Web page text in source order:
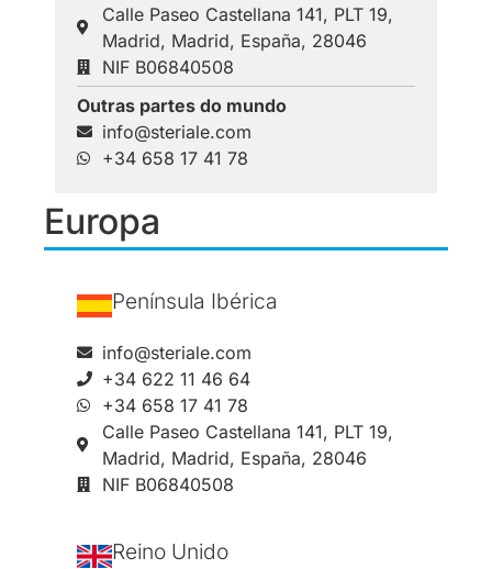
Calle Paseo Castellana 141, PLT 19,
Madrid, Madrid, España, 28046
NIF B06840508
Outras partes do mundo
info@steriale.com
+34 658 17 41 78
Europa
Península Ibérica
info@steriale.com
+34 622 11 46 64
+34 658 17 41 78
Calle Paseo Castellana 141, PLT 19,
Madrid, Madrid, España, 28046
NIF B06840508
Reino Unido